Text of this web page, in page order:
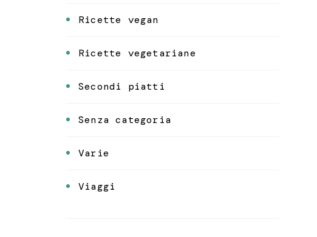
Ricette vegan
Ricette vegetariane
Secondi piatti
Senza categoria
Varie
Viaggi